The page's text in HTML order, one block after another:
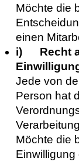
Möchte die
einen
i) Recht
Jede von
Person hat
Möchte die